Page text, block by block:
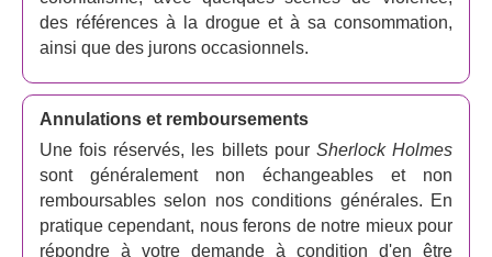
des références à la drogue et à sa consommation,
ainsi que des jurons occasionnels.
Annulations et remboursements
Une fois réservés, les billets pour Sherlock Holmes
sont généralement non échangeables et non
remboursables selon nos conditions générales. En
pratique cependant, nous ferons de notre mieux pour
répondre à votre demande à condition d'en être